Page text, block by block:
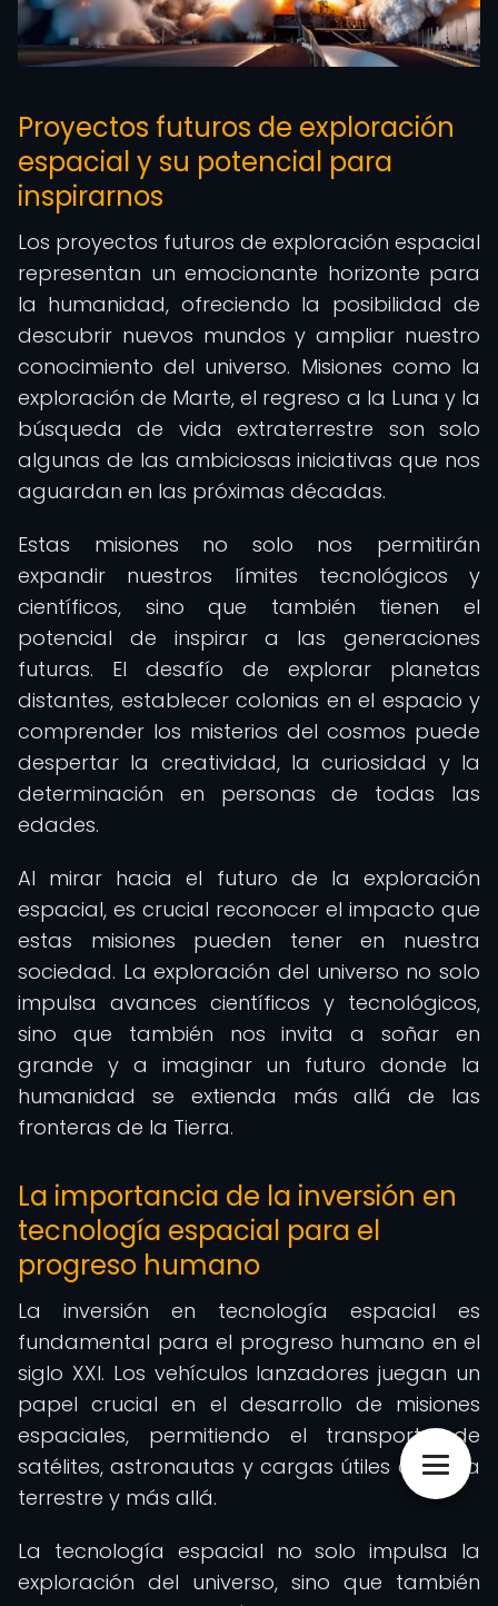
Proyectos futuros de exploración
espacial y su potencial para
inspirarnos
Los proyectos futuros de exploración espacial
representan un emocionante horizonte para
la humanidad, ofreciendo la posibilidad de
descubrir nuevos mundos y ampliar nuestro
conocimiento del universo. Misiones como la
exploración de Marte, el regreso a la Luna y la
búsqueda de vida extraterrestre son solo
algunas de las ambiciosas iniciativas que nos
aguardan en las próximas décadas.
Estas misiones no solo nos permitirán
expandir nuestros límites tecnológicos y
científicos, sino que también tienen el
potencial de inspirar a las generaciones
futuras. El desafío de explorar planetas
distantes, establecer colonias en el espacio y
comprender los misterios del cosmos puede
despertar la creatividad, la curiosidad y la
determinación en personas de todas las
edades.
Al mirar hacia el futuro de la exploración
espacial, es crucial reconocer el impacto que
estas misiones pueden tener en nuestra
sociedad. La exploración del universo no solo
impulsa avances científicos y tecnológicos,
sino que también nos invita a soñar en
grande y a imaginar un futuro donde la
humanidad se extienda más allá de las
fronteras de la Tierra.
La importancia de la inversión en
tecnología espacial para el
progreso humano
La inversión en tecnología espacial es
fundamental para el progreso humano en el
siglo XXI. Los vehículos lanzadores juegan un
papel crucial en el desarrollo de misiones
espaciales, permitiendo el transporte de
satélites, astronautas y cargas útiles a órbita
terrestre y más allá.
La tecnología espacial no solo impulsa la
exploración del universo, sino que también